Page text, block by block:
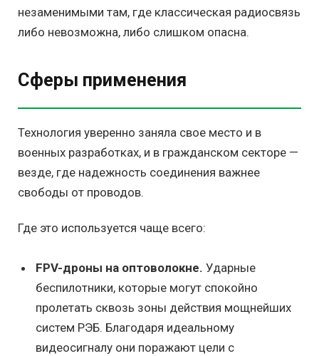
незаменимыми там, где классическая радиосвязь
либо невозможна, либо слишком опасна.
Сферы применения
Технология уверенно заняла свое место и в
военных разработках, и в гражданском секторе —
везде, где надежность соединения важнее
свободы от проводов.
Где это используется чаще всего:
FPV-дроны на оптоволокне. Ударные
беспилотники, которые могут спокойно
пролетать сквозь зоны действия мощнейших
систем РЭБ. Благодаря идеальному
видеосигналу они поражают цели с